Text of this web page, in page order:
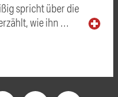
spricht über die
wie ihn …